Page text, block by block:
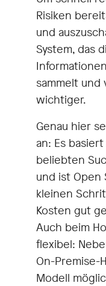
Risiken
und
System, das
sammelt
wichtiger.
Genau hier
an: Es
beliebten
und ist Open
kleinen
Kosten gut
Auch beim
flexibel:
On-Premise-
Modell